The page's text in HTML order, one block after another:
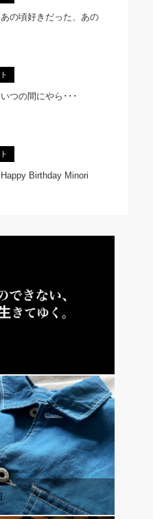
の頃好きだった、あの
つの間にやら･･･
Birthday Minori